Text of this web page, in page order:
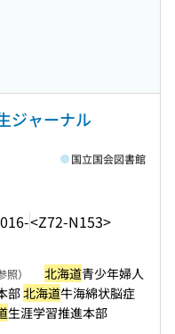
ジャーナル
<Z72-N153>
国立国会図書館
） 北海道青少年婦人
部北海道牛海綿状脳症
生涯学習推進本部